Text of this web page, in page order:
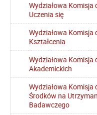
Wydziałowa Komisja
Uczenia się
Wydziałowa
Kształcenia
Wydziałowa Komisja
Akademickich
Wydziałowa Komisja
Środków na
Badawczego